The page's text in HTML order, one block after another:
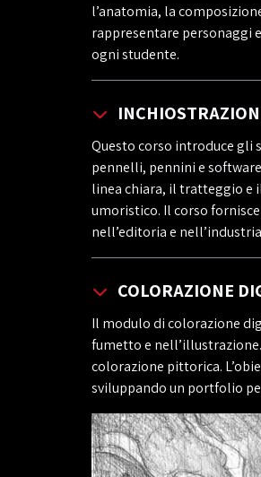
l’anatomia, la
rappresentare personaggi
ogni studente.
Questo corso introduce gli
pennelli, pennini e
linea chiara, il tratteggio e
umoristico. Il corso
nell’editoria e
COLORAZIONE
Il modulo di colorazione
fumetto e
colorazione pittorica.
sviluppando un portfolio